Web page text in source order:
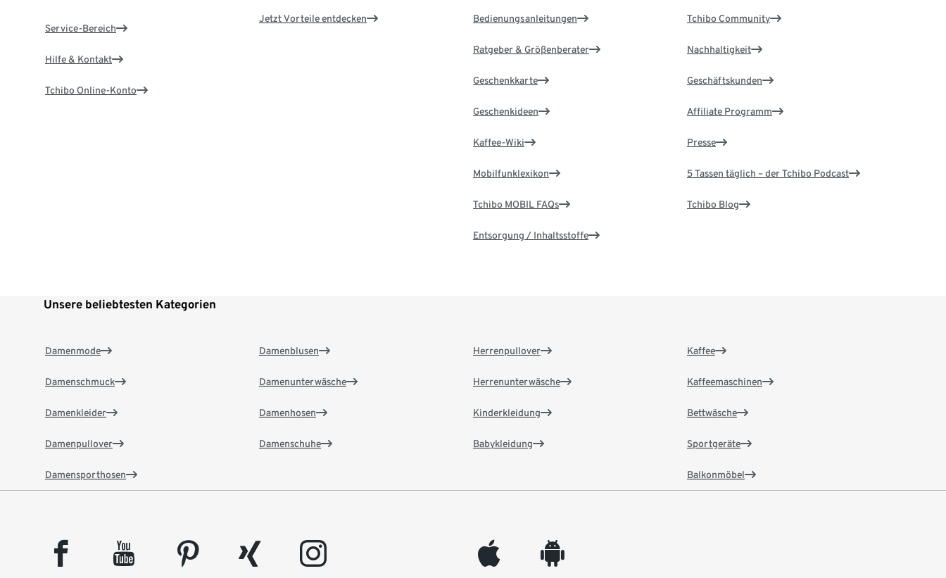
Service-Bereich
Hilfe & Kontakt
Tchibo Online-Konto
Jetzt Vorteile entdecken Bedienungsanleitungen
Ratgeber & Größenberater
Geschenkkarte
Geschenkideen
Kaffee-Wiki
Mobilfunklexikon
Tchibo MOBIL FAQs
Entsorgung / Inhaltsstoffe
Tchibo Community
Nachhaltigkeit
Geschäftskunden
Affiliate Programm
Presse
5 Tassen täglich – der Tchibo Podcast
Tchibo Blog
Unsere beliebtesten Kategorien
Damenmode
Damenschmuck
Damenkleider
Damenpullover
Damensporthosen
Damenblusen
Damenunterwäsche
Damenhosen
Damenschuhe
Herrenpullover
Herrenunterwäsche
Kinderkleidung
Babykleidung
Kaffee
Kaffeemaschinen
Bettwäsche
Sportgeräte
Balkonmöbel
facebook youtube pinterest xing instagram appleinc android